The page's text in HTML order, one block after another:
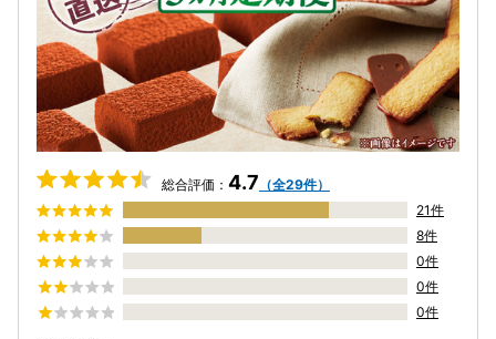
総合評価： 4.7 （全29件）
21件
8件
0件
0件
0件